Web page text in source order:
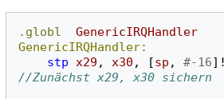
.globl
GenericIRQHandler
GenericIRQHandler:
stp x29 , x30 , [sp , #-16]!
//Zunächst x29, x30 sichern